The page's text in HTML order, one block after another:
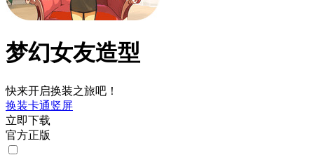
梦幻女友造型
快来开启换装之旅吧！
换装卡通竖屏
立即下载
官方正版